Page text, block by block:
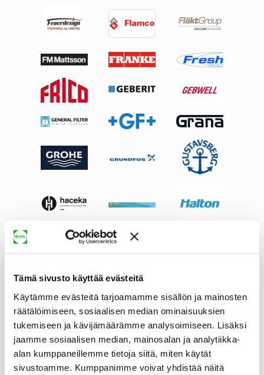
Tämä sivusto käyttää evästeitä
Käytämme evästeitä tarjoamamme sisällön ja mainosten
räätälöimiseen, sosiaalisen median ominaisuuksien
tukemiseen ja kävijämäärämme analysoimiseen. Lisäksi
jaamme sosiaalisen median, mainosalan ja analytiikka-
alan kumppaneillemme tietoja siitä, miten käytät
sivustoamme. Kumppanimme voivat yhdistää näitä